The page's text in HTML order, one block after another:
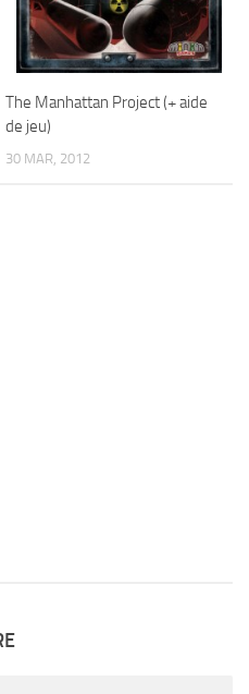
The Manhattan Project (+ aide
de jeu)
30 MAR, 2012